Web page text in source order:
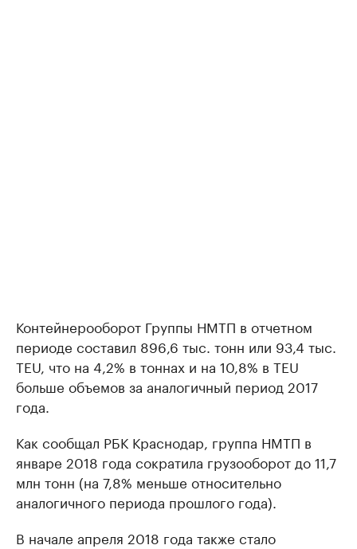
Контейнерооборот Группы НМТП в отчетном
периоде составил 896,6 тыс. тонн или 93,4 тыс.
TEU, что на 4,2% в тоннах и на 10,8% в TEU
больше объемов за аналогичный период 2017
года.
Как сообщал РБК Краснодар, группа НМТП в
январе 2018 года сократила грузооборот до 11,7
млн тонн (на 7,8% меньше относительно
аналогичного периода прошлого года).
В начале апреля 2018 года также стало